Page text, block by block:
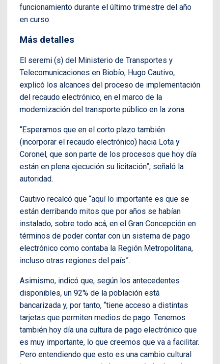
funcionamiento durante el último trimestre del año
en curso.
Más detalles
El seremi (s) del Ministerio de Transportes y
Telecomunicaciones en Biobío, Hugo Cautivo,
explicó los alcances del proceso de implementación
del recaudo electrónico, en el marco de la
modernización del transporte público en la zona.
“Esperamos que en el corto plazo también
(incorporar el recaudo electrónico) hacia Lota y
Coronel, que son parte de los procesos que hoy día
están en plena ejecución su licitación”, señaló la
autoridad.
Cautivo recalcó que “aquí lo importante es que se
están derribando mitos que por años se habían
instalado, sobre todo acá, en el Gran Concepción en
términos de poder contar con un sistema de pago
electrónico como contaba la Región Metropolitana,
incluso otras regiones del país”.
Asimismo, indicó que, según los antecedentes
disponibles, un 92% de la población está
bancarizada y, por tanto, “tiene acceso a distintas
tarjetas que permiten medios de pago. Tenemos
también hoy día una cultura de pago electrónico que
es muy importante, lo que creemos que va a facilitar.
Pero entendiendo que esto es una cambio cultural